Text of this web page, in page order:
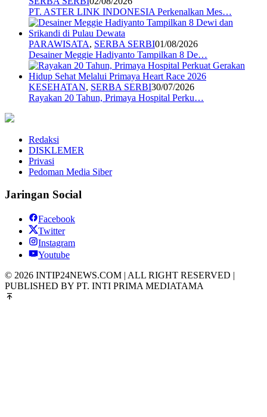
PT. ASTER LINK INDONESIA Perkenalkan Mes…
PARAWISATA, SERBA SERBI01/08/2026
Desainer Meggie Hadiyanto Tampilkan 8 De…
KESEHATAN, SERBA SERBI30/07/2026
Rayakan 20 Tahun, Primaya Hospital Perku…
Redaksi
DISKLEMER
Privasi
Pedoman Media Siber
Jaringan Social
Facebook
Twitter
Instagram
Youtube
© 2026 INTIP24NEWS.COM | ALL RIGHT RESERVED |
PUBLISHED BY PT. INTI PRIMA MEDIATAMA